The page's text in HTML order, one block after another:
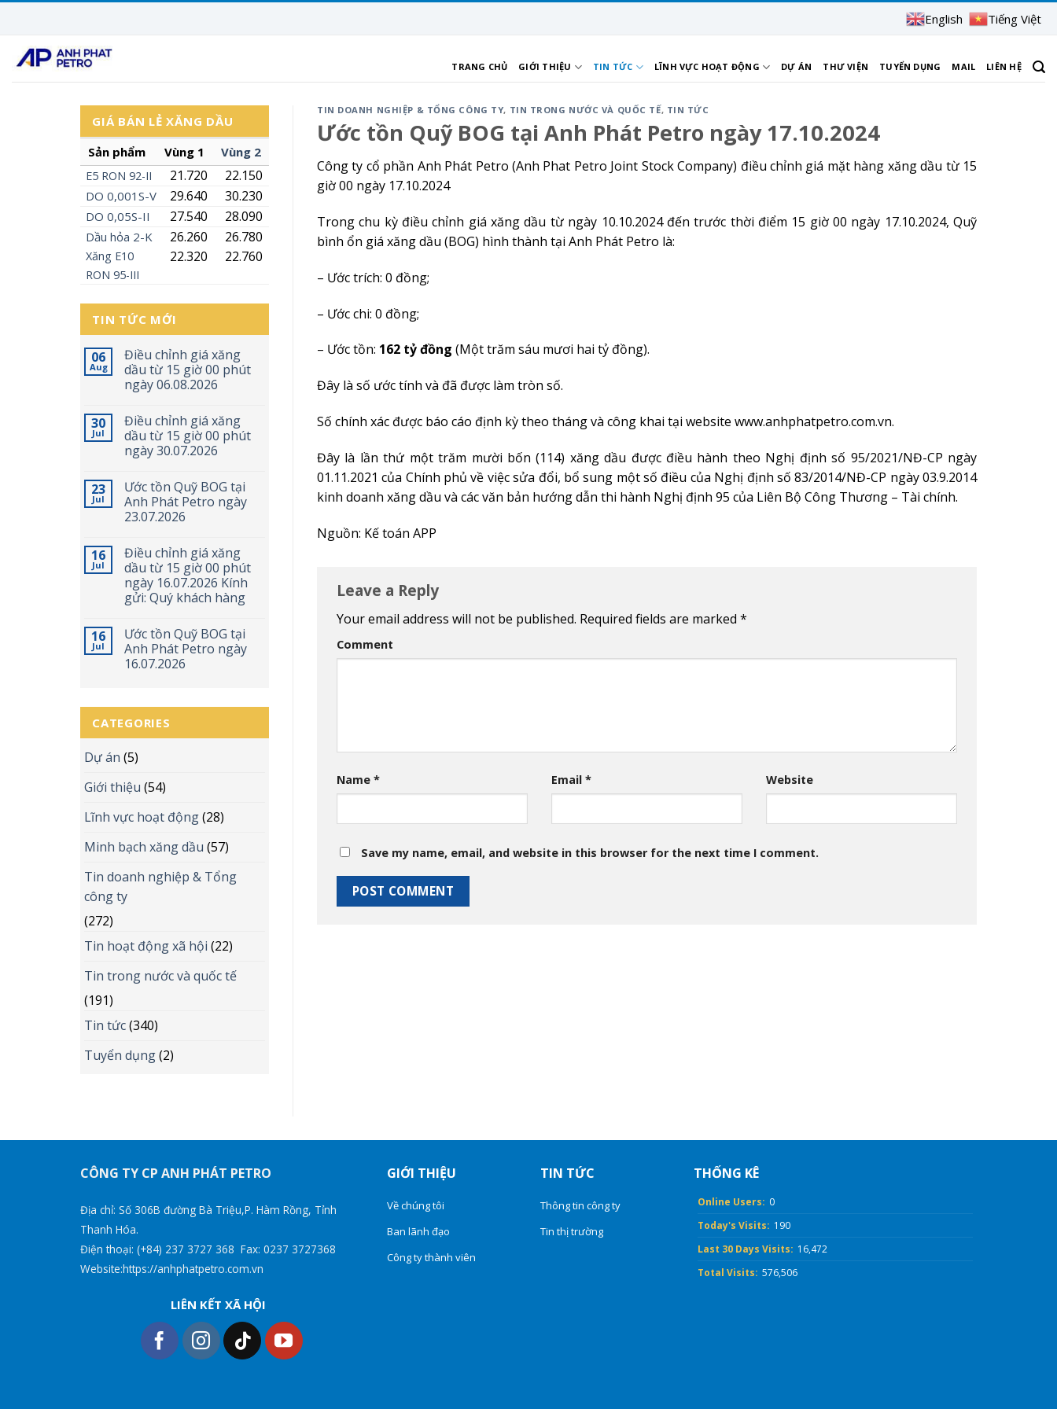
content
English Tiếng Việt
TRANG CHỦ GIỚI THIỆU TIN TỨC LĨNH VỰC HOẠT ĐỘNG DỰ ÁN THƯ VIỆN TUYỂN DỤNG MAIL LIÊN HỆ
GIÁ BÁN LẺ XĂNG DẦU
Sản phẩm
Vùng 1 Vùng 2
E5 RON 92-II 22.150
21.720
DO 0,001S-V 30.230
29.640
DO 0,05S-II 28.090
27.540
Dầu hỏa 2-K 26.780
26.260
Xăng E10
RON 95-III
22.760
22.320
TIN TỨC MỚI
06
Aug
Điều chỉnh giá xăng
dầu từ 15 giờ 00 phút
ngày 06.08.2026
30
Jul
Điều chỉnh giá xăng
dầu từ 15 giờ 00 phút
ngày 30.07.2026
23
Jul
Ước tồn Quỹ BOG tại
Anh Phát Petro ngày
23.07.2026
16
Jul
Điều chỉnh giá xăng
dầu từ 15 giờ 00 phút
ngày 16.07.2026 Kính
gửi: Quý khách hàng
16
Jul
Ước tồn Quỹ BOG tại
Anh Phát Petro ngày
16.07.2026
CATEGORIES
Dự án (5)
Giới thiệu (54)
Lĩnh vực hoạt động(28)
Minh bạch xăng dầu (57)
Tin doanh nghiệp & Tổng
công ty
(272)
Tin hoạt động xã hội (22)
Tin trong nước và quốc tế
(191)
Tin tức(340)
Tuyển dụng(2)
TIN DOANH NGHIỆP & TỔNG CÔNG TY, TIN TRONG NƯỚC VÀ QUỐC TẾ, TIN TỨC
Ước tồn Quỹ BOG tại Anh Phát Petro ngày 17.10.2024
Công ty cổ phần Anh Phát Petro (Anh Phat Petro Joint Stock Company) điều chỉnh giá mặt hàng xăng dầu từ 15
giờ 00 ngày 17.10.2024
Trong chu kỳ điều chỉnh giá xăng dầu từ ngày 10.10.2024 đến trước thời điểm 15 giờ 00 ngày 17.10.2024, Quỹ
bình ổn giá xăng dầu (BOG) hình thành tại Anh Phát Petro là:
– Ước trích: 0 đồng;
– Ước chi: 0 đồng;
– Ước tồn: 162 tỷ đồng (Một trăm sáu mươi hai tỷ đồng).
Đây là số ước tính và đã được làm tròn số.
Số chính xác được báo cáo định kỳ theo tháng và công khai tại website www.anhphatpetro.com.vn.
Đây là lần thứ một trăm mười bốn (114) xăng dầu được điều hành theo Nghị định số 95/2021/NĐ-CP ngày
01.11.2021 của Chính phủ về việc sửa đổi, bổ sung một số điều của Nghị định số 83/2014/NĐ-CP ngày 03.9.2014
kinh doanh xăng dầu và các văn bản hướng dẫn thi hành Nghị định 95 của Liên Bộ Công Thương – Tài chính.
Nguồn: Kế toán APP
Leave a Reply
Your email address will not be published. Required fields are marked *
Comment
Name * Email * Website
Save my name, email, and website in this browser for the next time I comment.
CÔNG TY CP ANH PHÁT PETRO
Địa chỉ: Số 306B đường Bà Triệu,P. Hàm Rồng, Tỉnh
Thanh Hóa.
Điện thoại: (+84) 237 3727 368 Fax: 0237 3727368
Website:https://anhphatpetro.com.vn
LIÊN KẾT XÃ HỘI
GIỚI THIỆU
Về chúng tôi
Ban lãnh đạo
Công ty thành viên
TIN TỨC
Thông tin công ty
Tin thị trường
THỐNG KÊ
Online Users: 0
Today's Visits: 190
Last 30 Days Visits: 16,472
Total Visits: 576,506